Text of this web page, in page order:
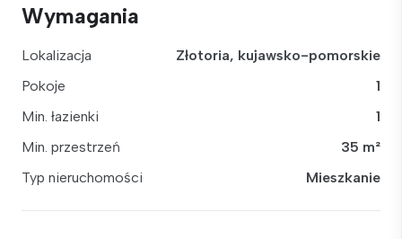
Wymagania
Lokalizacja
Złotoria, kujawsko-pomorskie
Pokoje
1
Min. łazienki
1
Min. przestrzeń
35 m²
Typ nieruchomości
Mieszkanie